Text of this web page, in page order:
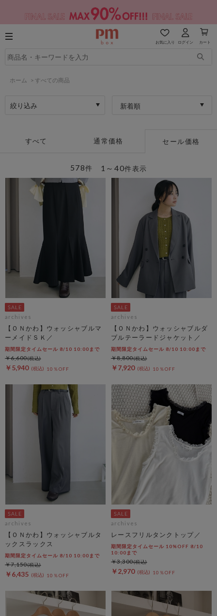
お気に入り ログイン カート
ホーム > すべての商品
絞り込み 新着順
すべて 通常価格 セール価格
1～40件表示
578件
archives
【ＯＮかわ】ウォッシャブルマ
ーメイドＳＫ／
期間限定タイムセール 8/10 10:00まで
￥5,940 10％OFF
￥6,600
archives
【ＯＮかわ】ウォッシャブルダ
ブルテーラードジャケット／
期間限定タイムセール 8/10 10:00まで
￥7,920 10％OFF
￥8,800
archives
【ＯＮかわ】ウォッシャブルタ
ックスラックス
期間限定タイムセール 8/10 10:00まで
￥6,435 10％OFF
￥7,150
archives
レースフリルタンクトップ／
期間限定タイムセール 10%OFF 8/10
10:00まで
￥2,970 10％OFF
￥3,300